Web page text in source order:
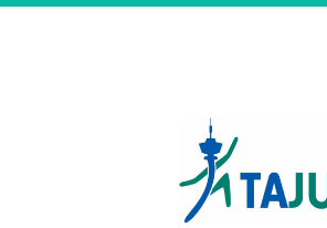
Tampereen